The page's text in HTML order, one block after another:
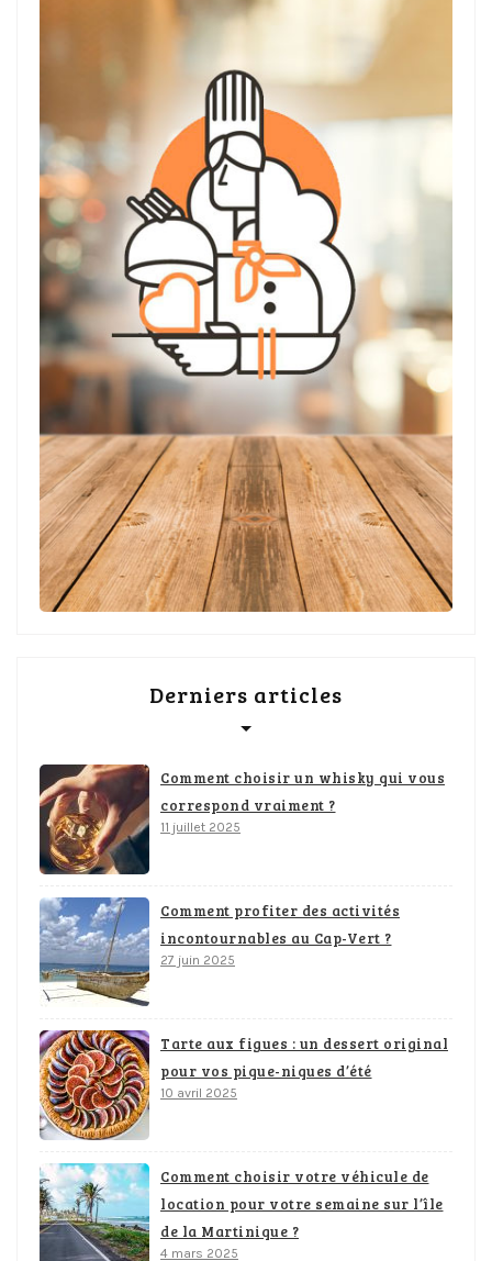
Derniers articles
Comment choisir un whisky qui vous
correspond vraiment ?
11 juillet 2025
Comment profiter des activités
incontournables au Cap-Vert ?
27 juin 2025
Tarte aux figues : un dessert original
pour vos pique-niques d’été
10 avril 2025
Comment choisir votre véhicule de
location pour votre semaine sur l’île
de la Martinique ?
4 mars 2025